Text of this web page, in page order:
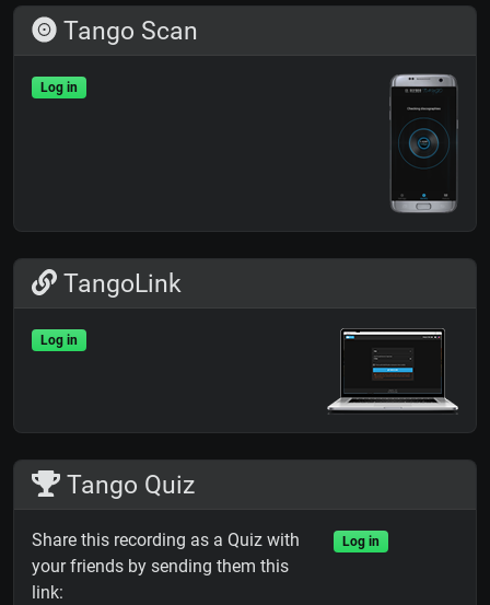
Tango Scan
Log in
TangoLink
Log in
Tango Quiz
Share this recording as a Quiz with
your friends by sending them this
link:
Log in